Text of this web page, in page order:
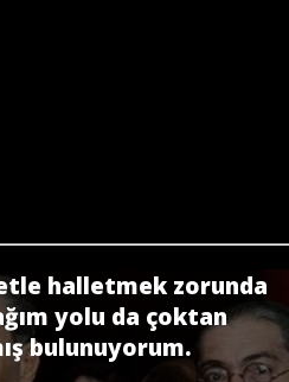
halletmek zorunda
yolu da çoktan
bulunuyorum.